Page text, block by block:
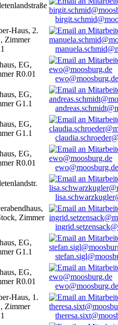
Haus, 2.
Zimmer
EG,
R0.01
ewo@moosburg.de
EG,
G1.1
EG,
G1.1
EG,
R0.01
ewo@moosburg.de
Zimmer
EG,
G1.1
EG,
R0.01
ewo@moosburg.de
Haus, 1.
Zimmer